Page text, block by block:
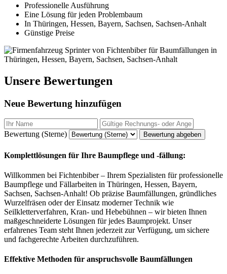
Professionelle Ausführung
Eine Lösung für jeden Problembaum
In Thüringen, Hessen, Bayern, Sachsen, Sachsen-Anhalt
Günstige Preise
Unsere Bewertungen
Neue Bewertung hinzufügen
Bewertung (Sterne) Bewertung abgeben
Komplettlösungen für Ihre Baumpflege und -fällung:
Willkommen bei Fichtenbiber – Ihrem Spezialisten für professionelle
Baumpflege und Fällarbeiten in Thüringen, Hessen, Bayern,
Sachsen, Sachsen-Anhalt! Ob präzise Baumfällungen, gründliches
Wurzelfräsen oder der Einsatz moderner Technik wie
Seilkletterverfahren, Kran- und Hebebühnen – wir bieten Ihnen
maßgeschneiderte Lösungen für jedes Baumprojekt. Unser
erfahrenes Team steht Ihnen jederzeit zur Verfügung, um sichere
und fachgerechte Arbeiten durchzuführen.
Effektive Methoden für anspruchsvolle Baumfällungen